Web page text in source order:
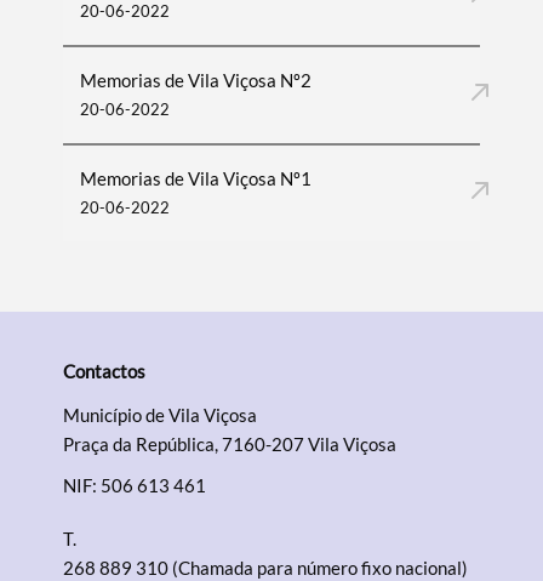
20-06-2022
Memorias de Vila Viçosa Nº2
20-06-2022
Memorias de Vila Viçosa Nº1
20-06-2022
Contactos
Município de Vila Viçosa
Praça da República, 7160-207 Vila Viçosa
NIF: 506 613 461
T.
268 889 310 (Chamada para número fixo nacional)